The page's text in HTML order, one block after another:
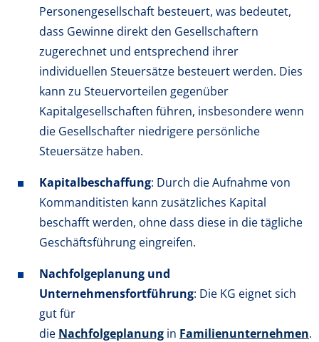
Personengesellschaft besteuert, was bedeutet,
dass Gewinne direkt den Gesellschaftern
zugerechnet und entsprechend ihrer
individuellen Steuersätze besteuert werden. Dies
kann zu Steuervorteilen gegenüber
Kapitalgesellschaften führen, insbesondere wenn
die Gesellschafter niedrigere persönliche
Steuersätze haben.
Kapitalbeschaffung: Durch die Aufnahme von
Kommanditisten kann zusätzliches Kapital
beschafft werden, ohne dass diese in die tägliche
Geschäftsführung eingreifen.
Nachfolgeplanung und
Unternehmensfortführung: Die KG eignet sich
gut für
die Nachfolgeplanung in Familienunternehmen.